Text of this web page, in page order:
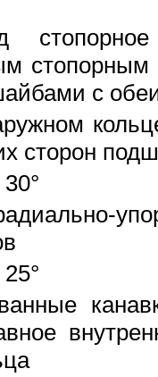
с
сторон